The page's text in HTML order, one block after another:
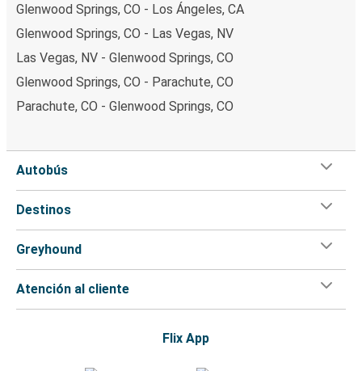
Glenwood Springs, CO - Los Ángeles, CA
Glenwood Springs, CO - Las Vegas, NV
Las Vegas, NV - Glenwood Springs, CO
Glenwood Springs, CO - Parachute, CO
Parachute, CO - Glenwood Springs, CO
Autobús
Destinos
Greyhound
Atención al cliente
Flix App